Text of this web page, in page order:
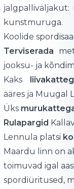
kunstmuruga.
Koolide
Terviserada
jooksu- ja
Kaks
ääres ja Muugal
Üks muru
Rulapargid
Lennula platsi
Maardu linn on
toimuvad igal
spordiüritused,